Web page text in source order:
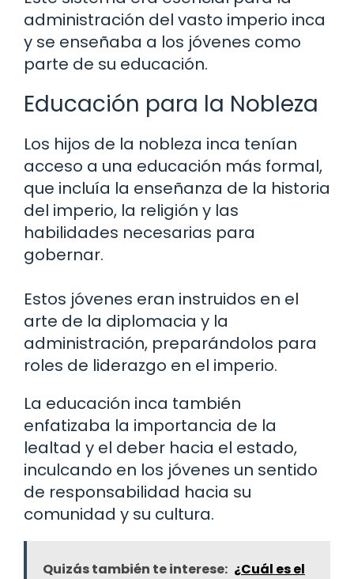
administración del vasto imperio inca
y se enseñaba a los jóvenes como
parte de su educación.
Educación para la Nobleza
Los hijos de la nobleza inca tenían
acceso a una educación más formal,
que incluía la enseñanza de la historia
del imperio, la religión y las
habilidades necesarias para
gobernar.
Estos jóvenes eran instruidos en el
arte de la diplomacia y la
administración, preparándolos para
roles de liderazgo en el imperio.
La educación inca también
enfatizaba la importancia de la
lealtad y el deber hacia el estado,
inculcando en los jóvenes un sentido
de responsabilidad hacia su
comunidad y su cultura.
Quizás también te interese: ¿Cuál es el